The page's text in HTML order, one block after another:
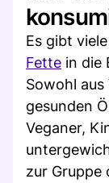
Es gibt
Fette in die
Sowohl
gesunden
Veganer,
zur Gruppe